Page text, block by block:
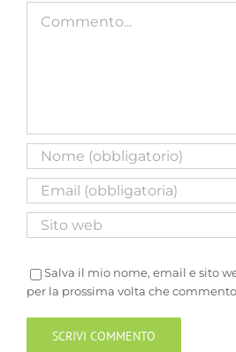
Salva il mio nome, email e sito
per la prossima volta che